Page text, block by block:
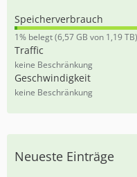
Speicherverbrauch
0
,
5
5
%
1% belegt (6,57 GB von 1,19 TB)
Traffic
keine Beschränkung
Geschwindigkeit
keine Beschränkung
Neueste Einträge